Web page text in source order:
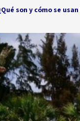
son y cómo se